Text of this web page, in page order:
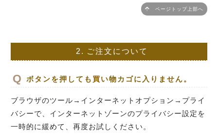
ページトップ上部へ
2. ご注文について
ボタンを押しても買い物カゴに入りません。
ブラウザのツール→インターネットオプション→プライ
バシーで、インターネットゾーンのプライバシー設定を
一時的に緩めて、再度お試しください。